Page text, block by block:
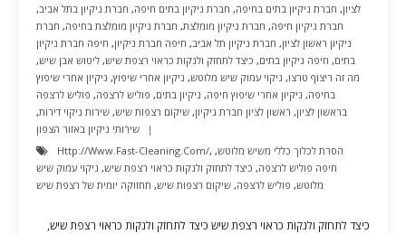
לציון, חברת ניקיון בתים בחיפה, חברת ניקיון בתים חיפה, חברת ניקיון בתל אביב,
חברת ניקיון חיפה, חברת ניקיון מומלצת, חברת ניקיון מומלצת בחיפה, חברת
ניקיון ראשון לציון, חברת ניקיון תל אביב, חיפה חברת ניקיון, חיפה חברת ניקיון
בתים, חיפה ניקיון בתים, כיצד לתחזק ולנקות כראוי רצפת שיש, ליטוש אבן שיש,
מה זה ריצוף טרצו, ניקוי עמוק שיש מלוטש, ניקיון אחרי שיפוץ, ניקיון אחרי שיפוץ
בחיפה, ניקיון אחרי שיפוץ חיפה, ניקיון בתים, פוליש לרצפה, פוליש לרצפה
בראשון לציון, ראשון לציון חברת ניקיון, שיקום רצפות שיש, שירות ניקוי דירות,
שירותי ניקיון באזור הצפון
Http://www.fast-Cleaning.com/, הסרת לכלוך כללי משיש מלוטש,
חיפה פוליש לרצפה, כיצד לתחזק ולנקות כראוי רצפת שיש, ניקוי עמוק שיש
מלוטש, פוליש לרצפה, שיקום רצפות שיש, תחזוקה יומית של רצפת שיש
כיצד לתחזק ולנקות כראוי רצפת שיש כיצד לתחזק ולנקות כראוי רצפת שיש,